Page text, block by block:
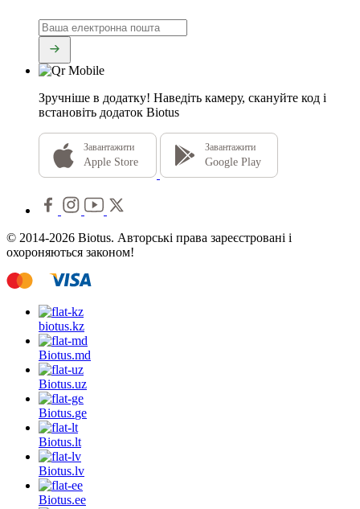
Зручніше в додатку! Наведіть камеру, скануйте код і
встановіть додаток Biotus
Завантажити
Apple Store
Завантажити
Google Play
© 2014-2026 Biotus. Авторські права зареєстровані і
охороняються законом!
biotus.kz
Biotus.md
Biotus.uz
Biotus.ge
Biotus.lt
Biotus.lv
Biotus.ee